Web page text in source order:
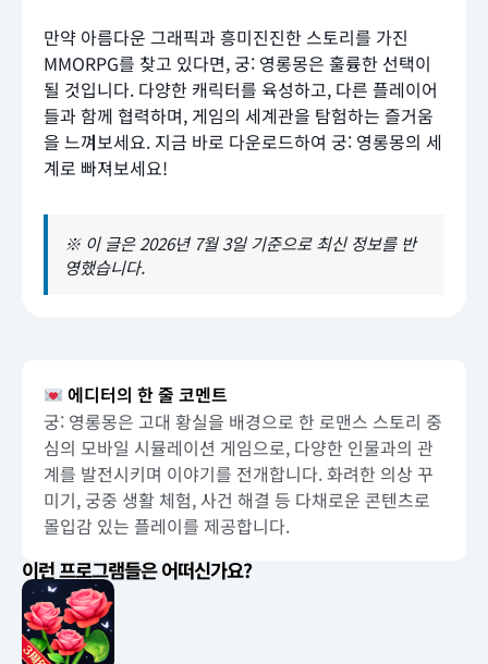
만약 아름다운 그래픽과 흥미진진한 스토리를 가진
MMORPG를 찾고 있다면, 궁: 영롱몽은 훌륭한 선택이
될 것입니다. 다양한 캐릭터를 육성하고, 다른 플레이어
들과 함께 협력하며, 게임의 세계관을 탐험하는 즐거움
을 느껴보세요. 지금 바로 다운로드하여 궁: 영롱몽의 세
계로 빠져보세요!
※ 이 글은 2026년 7월 3일 기준으로 최신 정보를 반
영했습니다.
에디터의 한 줄 코멘트
궁: 영롱몽은 고대 황실을 배경으로 한 로맨스 스토리 중
심의 모바일 시뮬레이션 게임으로, 다양한 인물과의 관
계를 발전시키며 이야기를 전개합니다. 화려한 의상 꾸
미기, 궁중 생활 체험, 사건 해결 등 다채로운 콘텐츠로
몰입감 있는 플레이를 제공합니다.
이런 프로그램들은 어떠신가요?